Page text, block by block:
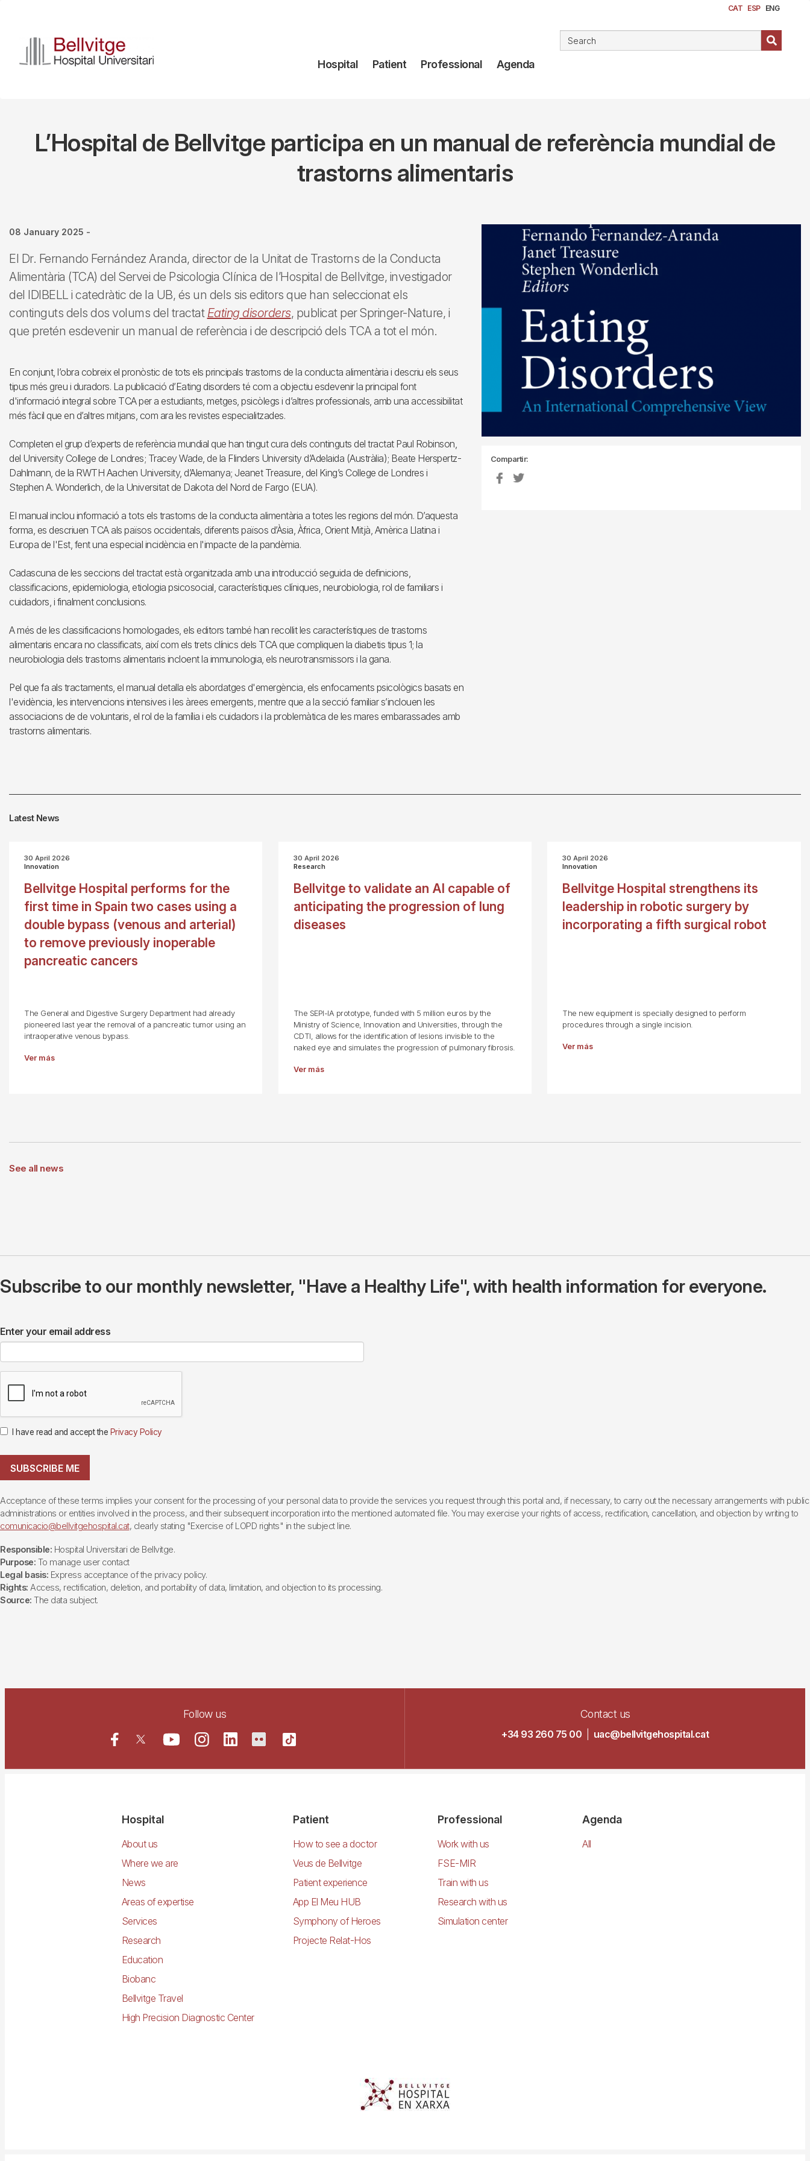
content
CAT ESP ENG
Navegación
Hospital Patient Professional Agenda
L’Hospital de Bellvitge participa en un manual de referència mundial de
trastorns alimentaris
08 January 2025 -
El Dr. Fernando Fernández Aranda, director de la Unitat de Trastorns de la Conducta
Alimentària (TCA) del Servei de Psicologia Clínica de l’Hospital de Bellvitge, investigador
del IDIBELL i catedràtic de la UB, és un dels sis editors que han seleccionat els
continguts dels dos volums del tractat Eating disorders, publicat per Springer-Nature, i
que pretén esdevenir un manual de referència i de descripció dels TCA a tot el món.
En conjunt, l’obra cobreix el pronòstic de tots els principals trastorns de la conducta alimentària i descriu els seus
tipus més greu i duradors. La publicació d’Eating disorders té com a objectiu esdevenir la principal font
d'informació integral sobre TCA per a estudiants, metges, psicòlegs i d’altres professionals, amb una accessibilitat
més fàcil que en d’altres mitjans, com ara les revistes especialitzades.
Completen el grup d’experts de referència mundial que han tingut cura dels continguts del tractat Paul Robinson,
del University College de Londres; Tracey Wade, de la Flinders University d’Adelaida (Austràlia); Beate Herspertz-
Dahlmann, de la RWTH Aachen University, d’Alemanya; Jeanet Treasure, del King’s College de Londres i
Stephen A. Wonderlich, de la Universitat de Dakota del Nord de Fargo (EUA).
El manual inclou informació a tots els trastorns de la conducta alimentària a totes les regions del món. D’aquesta
forma, es descriuen TCA als països occidentals, diferents països d’Àsia, Àfrica, Orient Mitjà, Amèrica Llatina i
Europa de l'Est, fent una especial incidència en l'impacte de la pandèmia.
Cadascuna de les seccions del tractat està organitzada amb una introducció seguida de definicions,
classificacions, epidemiologia, etiologia psicosocial, característiques clíniques, neurobiologia, rol de familiars i
cuidadors, i finalment conclusions.
A més de les classificacions homologades, els editors també han recollit les característiques de trastorns
alimentaris encara no classificats, així com els trets clínics dels TCA que compliquen la diabetis tipus 1; la
neurobiologia dels trastorns alimentaris incloent la immunologia, els neurotransmissors i la gana.
Pel que fa als tractaments, el manual detalla els abordatges d'emergència, els enfocaments psicològics basats en
l'evidència, les intervencions intensives i les àrees emergents, mentre que a la secció familiar s’inclouen les
associacions de de voluntaris, el rol de la família i els cuidadors i la problemàtica de les mares embarassades amb
trastorns alimentaris.
Compartir:
Latest News
30 April 2026
Innovation
Bellvitge Hospital performs for the
first time in Spain two cases using a
double bypass (venous and arterial)
to remove previously inoperable
pancreatic cancers
The General and Digestive Surgery Department had already
pioneered last year the removal of a pancreatic tumor using an
intraoperative venous bypass.
Ver más
30 April 2026
Research
Bellvitge to validate an AI capable of
anticipating the progression of lung
diseases
The SEPI-IA prototype, funded with 5 million euros by the
Ministry of Science, Innovation and Universities, through the
CDTI, allows for the identification of lesions invisible to the
naked eye and simulates the progression of pulmonary fibrosis.
Ver más
30 April 2026
Innovation
Bellvitge Hospital strengthens its
leadership in robotic surgery by
incorporating a fifth surgical robot
The new equipment is specially designed to perform
procedures through a single incision.
Ver más
See all news
Subscribe to our monthly newsletter, "Have a Healthy Life", with health information for everyone.
Enter your email address
I have read and accept the Privacy Policy
SUBSCRIBE ME
Acceptance of these terms implies your consent for the processing of your personal data to provide the services you request through this portal and, if necessary, to carry out the necessary arrangements with public
administrations or entities involved in the process, and their subsequent incorporation into the mentioned automated file. You may exercise your rights of access, rectification, cancellation, and objection by writing to
comunicacio@bellvitgehospital.cat, clearly stating "Exercise of LOPD rights" in the subject line.
Responsible: Hospital Universitari de Bellvitge.
Purpose: To manage user contact
Legal basis: Express acceptance of the privacy policy.
Rights: Access, rectification, deletion, and portability of data, limitation, and objection to its processing.
Source: The data subject.
Follow us Contact us
+34 93 260 75 00 uac@bellvitgehospital.cat
Hospital
About us
Where we are
News
Areas of expertise
Services
Research
Education
Biobanc
Bellvitge Travel
High Precision Diagnostic Center
Patient
How to see a doctor
Veus de Bellvitge
Patient experience
App El Meu HUB
Symphony of Heroes
Projecte Relat-Hos
Professional
Work with us
FSE-MIR
Train with us
Research with us
Simulation center
Agenda
All